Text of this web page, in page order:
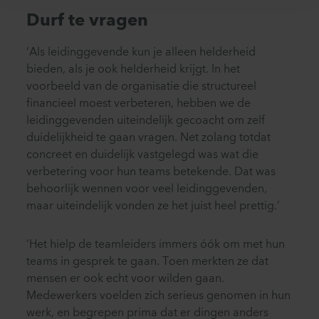
Durf te vragen
‘Als leidinggevende kun je alleen helderheid
bieden, als je ook helderheid krijgt. In het
voorbeeld van de organisatie die structureel
financieel moest verbeteren, hebben we de
leidinggevenden uiteindelijk gecoacht om zelf
duidelijkheid te gaan vragen. Net zolang totdat
concreet en duidelijk vastgelegd was wat die
verbetering voor hun teams betekende. Dat was
behoorlijk wennen voor veel leidinggevenden,
maar uiteindelijk vonden ze het juist heel prettig.’
‘Het hielp de teamleiders immers óók om met hun
teams in gesprek te gaan. Toen merkten ze dat
mensen er ook echt voor wilden gaan.
Medewerkers voelden zich serieus genomen in hun
werk, en begrepen prima dat er dingen anders